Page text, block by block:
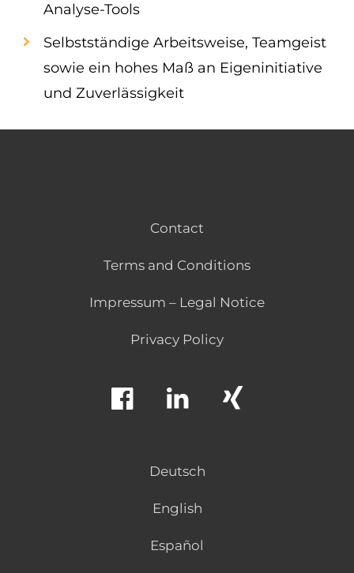
Analyse-Tools
Selbstständige Arbeitsweise, Teamgeist
sowie ein hohes Maß an Eigeninitiative
und Zuverlässigkeit
Contact
Terms and Conditions
Impressum – Legal Notice
Privacy Policy
Deutsch
English
Español